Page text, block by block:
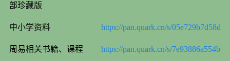
部珍藏版
中小学资料 https://pan.quark.cn/s/05e729b7d58d
周易相关书籍、课程 https://pan.quark.cn/s/7e93886a554b